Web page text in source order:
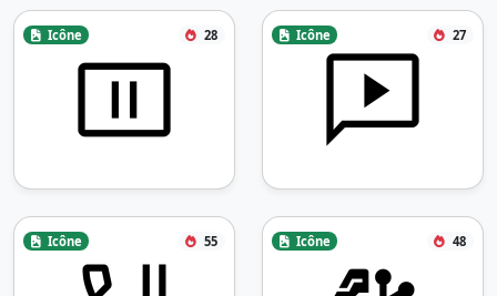
Icône 28 Icône 27
Icône 55 Icône 48